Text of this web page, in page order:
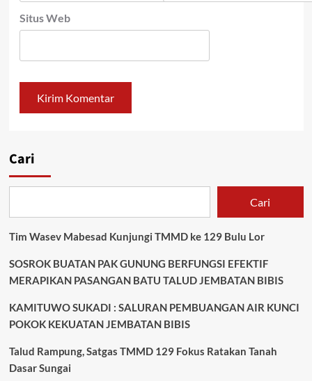
Situs Web
Cari
Cari
Tim Wasev Mabesad Kunjungi TMMD ke 129 Bulu Lor
SOSROK BUATAN PAK GUNUNG BERFUNGSI EFEKTIF
MERAPIKAN PASANGAN BATU TALUD JEMBATAN BIBIS
KAMITUWO SUKADI : SALURAN PEMBUANGAN AIR KUNCI
POKOK KEKUATAN JEMBATAN BIBIS
Talud Rampung, Satgas TMMD 129 Fokus Ratakan Tanah
Dasar Sungai